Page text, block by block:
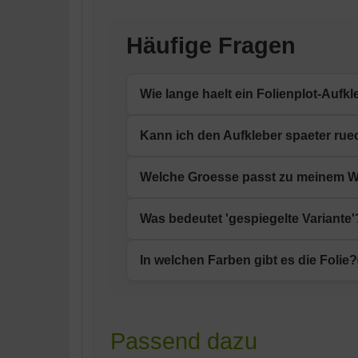
Häufige Fragen
Wie lange haelt ein Folienplot-
Oracal-751C-Markenfolie ist auf 8+
Nutzung locker 5-10 Jahre, auch mit
Kann ich den Aufkleber spaeter
Ja. Folienplots aus 751C-Markenfolie
loesen sich mit Etikettenloeser oder
Welche Groesse passt zu meinem
Faustregel: 800 mm fuer Kasten- und
Heckscheiben in voller Breite. Schick
Was bedeutet 'gespiegelte
Normal = Aussenverklebung auf
Motiv von aussen lesbar bleibt. Bei
In welchen Farben gibt es die Folie?
Passend dazu